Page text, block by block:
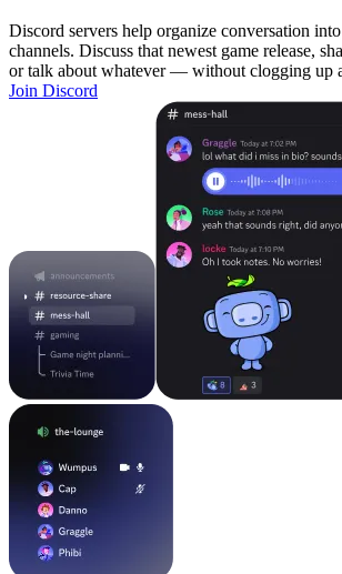
Discord servers help organize conversation
channels. Discuss that newest game release,
or talk about whatever — without clogging up
Join Discord